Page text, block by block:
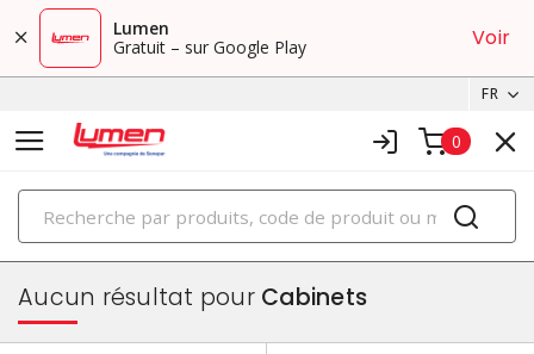
Lumen
Gratuit – sur Google Play
Voir
FR
0
PRODUITS
boîtiers et cabinets
Aucun résultat pourCabinets